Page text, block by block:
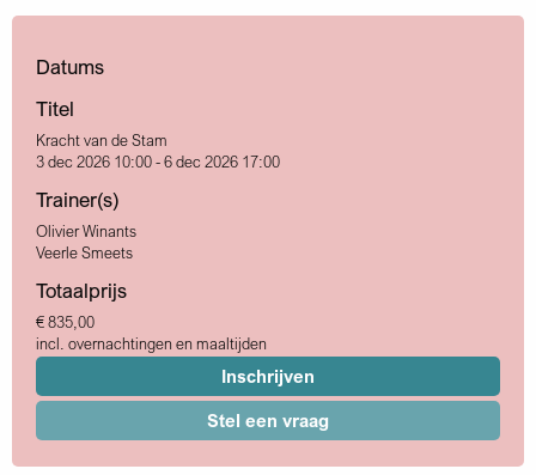
Datums
Titel
Kracht van de Stam
3 dec 2026 10:00 - 6 dec 2026 17:00
Trainer(s)
Olivier Winants
Veerle Smeets
Totaalprijs
€ 835,00
incl. overnachtingen en maaltijden
Inschrijven
Stel een vraag